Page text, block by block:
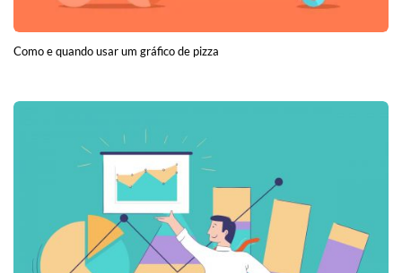
Como e quando usar um gráfico de pizza